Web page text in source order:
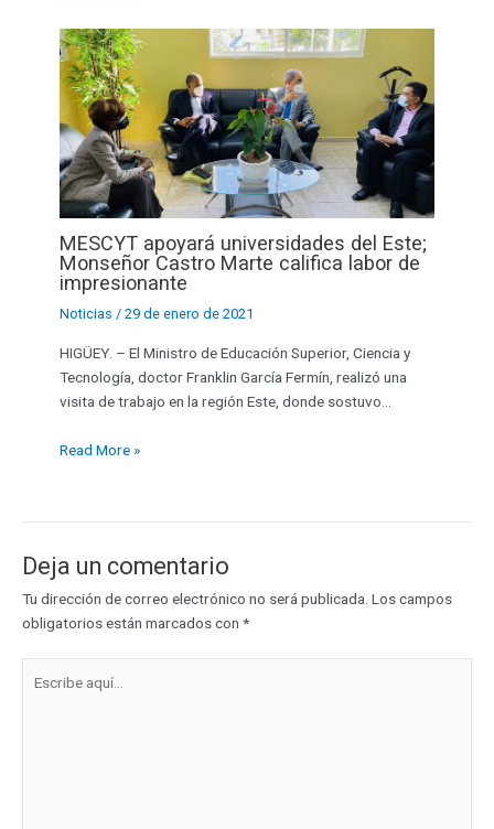
MESCYT apoyará universidades del Este;
Monseñor Castro Marte califica labor de
impresionante
Noticias /29 de enero de 2021
HIGÜEY. – El Ministro de Educación Superior, Ciencia y
Tecnología, doctor Franklin García Fermín, realizó una
visita de trabajo en la región Este, donde sostuvo…
Read More »
Deja un comentario
Tu dirección de correo electrónico no será publicada. Los campos
obligatorios están marcados con *
aquí...